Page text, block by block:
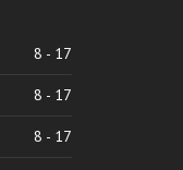
8 - 17
8 - 17
8 - 17